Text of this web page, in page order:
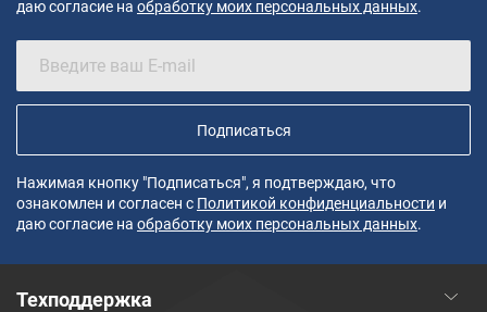
даю согласие на обработку моих персональных данных.
Подписаться
Нажимая кнопку "Подписаться", я подтверждаю, что
ознакомлен и согласен с Политикой конфиденциальности и
даю согласие на обработку моих персональных данных.
Техподдержка